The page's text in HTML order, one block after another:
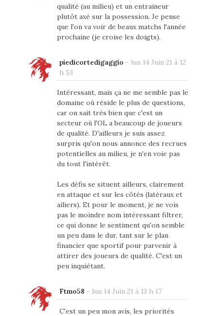
qualité (au milieu) et un entraineur
plutôt axé sur la possession. Je pense
que l'on va voir de beaux matchs l'année
prochaine (je croise les doigts).
piedicortedigaggio - lun 14 Juin 21 à 12
h 53
Intéressant, mais ça ne me semble pas le
domaine où réside le plus de questions,
car on sait très bien que c'est un
secteur où l'OL a beaucoup de joueurs
de qualité. D'ailleurs je suis assez
surpris qu'on nous annonce des recrues
potentielles au milieu, je n'en voie pas
du tout l'intérêt.
Les défis se situent ailleurs, clairement
en attaque et sur les côtés (latéraux et
ailiers). Et pour le moment, je ne vois
pas le moindre nom intéressant filtrer,
ce qui donne le sentiment qu'on semble
un peu dans le dur, tant sur le plan
financier que sportif pour parvenir à
attirer des joueurs de qualité. C'est un
peu inquiétant.
Ftmo58 - lun 14 Juin 21 à 13 h 17
C'est un peu mon avis, les priorités